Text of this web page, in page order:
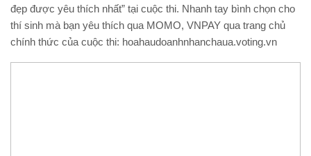
đẹp được yêu thích nhất” tại cuộc thi. Nhanh tay bình chọn cho
thí sinh mà bạn yêu thích qua MOMO, VNPAY qua trang chủ
chính thức của cuộc thi: hoahaudoanhnhanchaua.voting.vn